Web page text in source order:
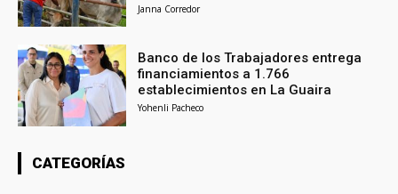
Janna Corredor
Banco de los Trabajadores entrega
financiamientos a 1.766
establecimientos en La Guaira
Yohenli Pacheco
CATEGORÍAS